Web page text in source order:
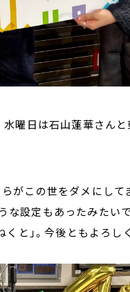
水曜日は石山蓮華さん
がこの世をダメにして
設定もあったみたいで
と」。今後ともよろし